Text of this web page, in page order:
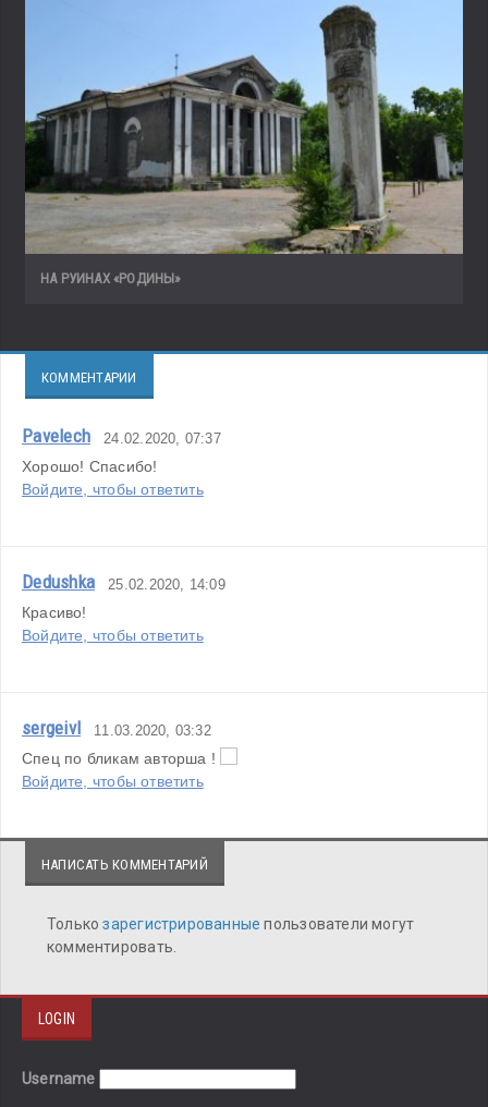
НА РУИНАХ «РОДИНЫ»
КОММЕНТАРИИ
Pavelech 24.02.2020, 07:37
Хорошо! Спасибо!
Войдите, чтобы ответить
Dedushka 25.02.2020, 14:09
Красиво!
Войдите, чтобы ответить
sergeivl 11.03.2020, 03:32
Спец по бликам авторша !
Войдите, чтобы ответить
НАПИСАТЬ КОММЕНТАРИЙ
Толькозарегистрированныепользователи могут
комментировать.
LOGIN
Username